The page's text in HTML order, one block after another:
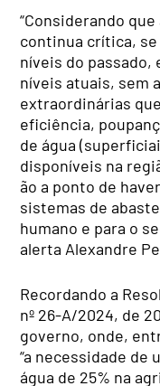
“Considerando
continua crítica, se
níveis do passado,
níveis atuais, sem
extraordinárias
eficiência,
de água
disponíveis na
ão a ponto de
sistemas de
humano e para o
alerta Alexandre
Recordando a
nº 26-A/2024, de
governo, onde,
“a necessidade de
água de 25% na